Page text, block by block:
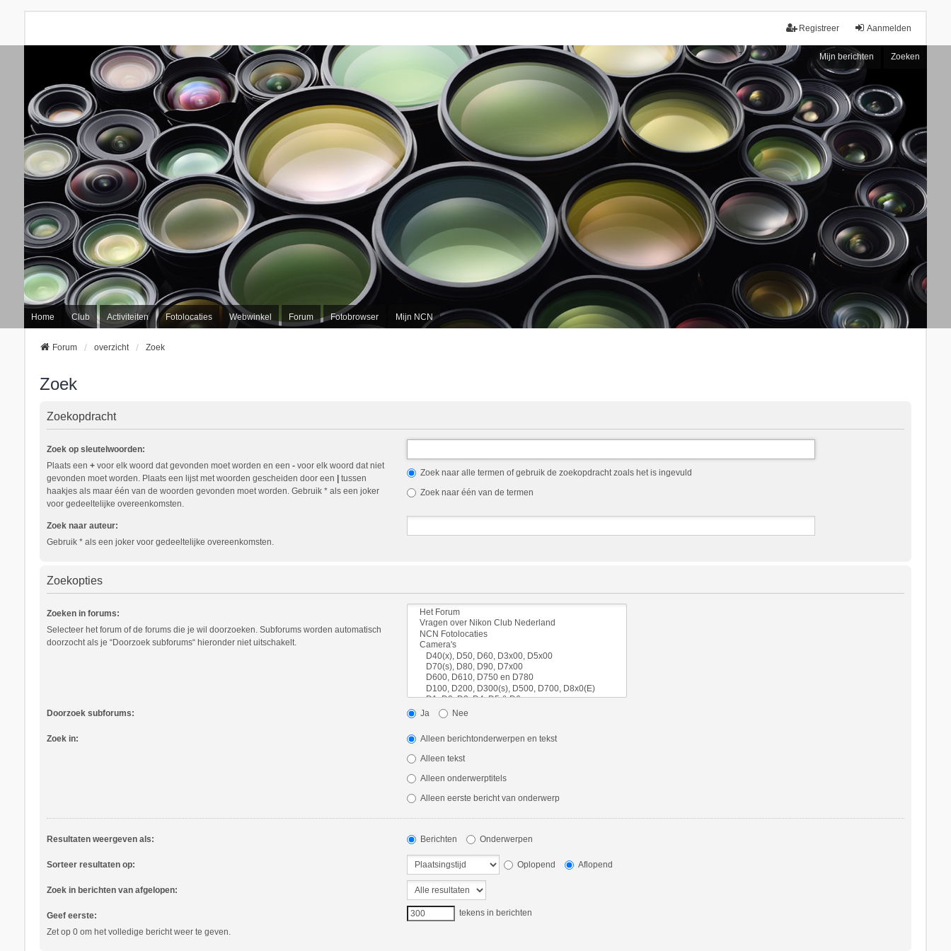
Aanmelden
Registreer
Mijn berichten Zoeken
Home Club Activiteiten Fotolocaties Webwinkel Forum Fotobrowser Mijn NCN
Forum overzicht Zoek
Zoek
Zoekopdracht
Zoek op sleutelwoorden:
Plaats een +voor elk woord dat gevonden moet worden en een -voor elk woord dat niet
gevonden moet worden. Plaats een lijst met woorden gescheiden door een
tussen
haakjes als maar één van de woorden gevonden moet worden. Gebruik * als een joker
voor gedeeltelijke overeenkomsten.
Zoek naar alle termen of gebruik de zoekopdracht zoals het is ingevuld
Zoek naar één van de termen
Zoek naar auteur:
Gebruik * als een joker voor gedeeltelijke overeenkomsten.
Zoekopties
Zoeken in forums:
Selecteer het forum of de forums die je wil doorzoeken. Subforums worden automatisch
doorzocht als je “Doorzoek subforums“ hieronder niet uitschakelt.
Doorzoek subforums: Ja Nee
Zoek in:
Alleen berichtonderwerpen en tekst
Alleen tekst
Alleen onderwerptitels
Alleen eerste bericht van onderwerp
Resultaten weergeven als: Berichten Onderwerpen
Sorteer resultaten op: Oplopend Aflopend
Zoek in berichten van afgelopen:
Geef eerste:
Zet op 0 om het volledige bericht weer te geven.
tekens in berichten